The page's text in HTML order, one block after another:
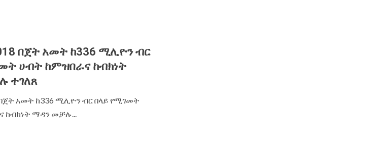
በጀት አመት ከ336 ሚሊዮን ብር
ሀብት ከምዝበራና ከብክነት
ተገለጸ
በጀት አመት ከ336 ሚሊዮን ብር በላይ የሚገመት
ከብክነት ማዳን መቻሉ...